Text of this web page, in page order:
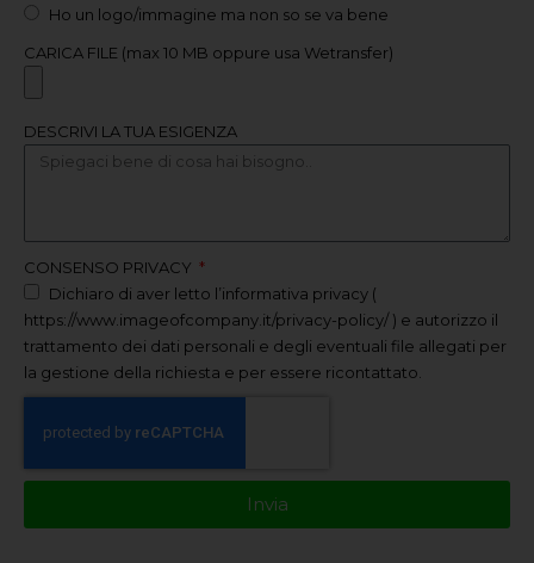
Ho un logo/immagine ma non so se va bene
CARICA FILE (max 10 MB oppure usa Wetransfer)
DESCRIVI LA TUA ESIGENZA
CONSENSO PRIVACY
Dichiaro di aver letto l’informativa privacy (
https://www.imageofcompany.it/privacy-policy/ ) e autorizzo il
trattamento dei dati personali e degli eventuali file allegati per
la gestione della richiesta e per essere ricontattato.
Invia